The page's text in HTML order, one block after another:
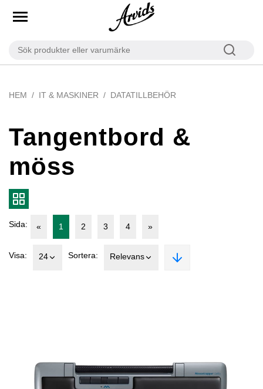
HEM IT & MASKINER DATATILLBEHÖR
Tangentbord &
möss
Sida: « 1 2 3 4 »
Visa: 24 Sortera: Relevans